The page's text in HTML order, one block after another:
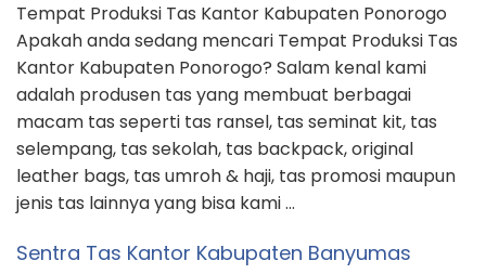
Tempat Produksi Tas Kantor Kabupaten Ponorogo
Apakah anda sedang mencari Tempat Produksi Tas
Kantor Kabupaten Ponorogo? Salam kenal kami
adalah produsen tas yang membuat berbagai
macam tas seperti tas ransel, tas seminat kit, tas
selempang, tas sekolah, tas backpack, original
leather bags, tas umroh & haji, tas promosi maupun
jenis tas lainnya yang bisa kami …
Sentra Tas Kantor Kabupaten Banyumas